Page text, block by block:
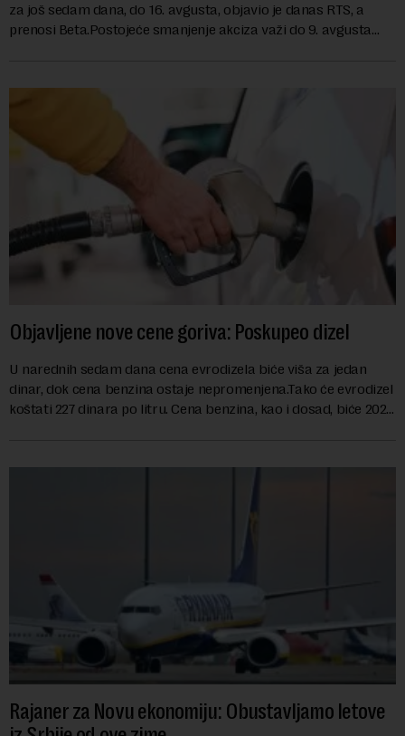
za još sedam dana, do 16. avgusta, objavio je danas RTS, a
prenosi Beta.Postojeće smanjenje akciza važi do 9. avgusta
Objavljene nove cene goriva: Poskupeo dizel
U narednih sedam dana cena evrodizela biće viša za jedan
dinar, dok cena benzina ostaje nepromenjena.Tako će evrodizel
koštati 227 dinara po litru. Cena benzina, kao i dosad, biće 202
Rajaner za Novu ekonomiju: Obustavljamo letove